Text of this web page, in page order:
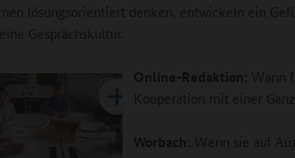
lösungsorientiert denken, entwickeln ein
Gesprächskultur.
Online-Redaktion: Wann
Kooperation mit einer
Worbach: Wenn sie auf